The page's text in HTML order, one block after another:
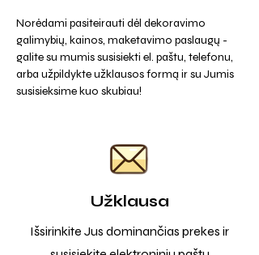
Norėdami pasiteirauti dėl dekoravimo
galimybių, kainos, maketavimo paslaugų -
galite su mumis susisiekti el. paštu, telefonu,
arba užpildykte užklausos formą ir su Jumis
susisieksime kuo skubiau!
Užklausa
Išsirinkite Jus dominančias prekes ir